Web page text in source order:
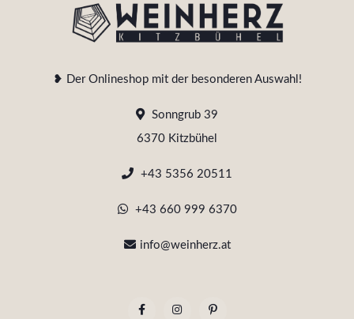
❥ Der Onlineshop mit der besonderen Auswahl!
Sonngrub 39
6370 Kitzbühel
+43 5356 20511
+43 660 999 6370
info@weinherz.at